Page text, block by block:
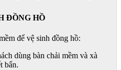
ĐỒNG HỒ
để vệ sinh đồng hồ:
dùng bàn chải mềm và xà
bẩn.